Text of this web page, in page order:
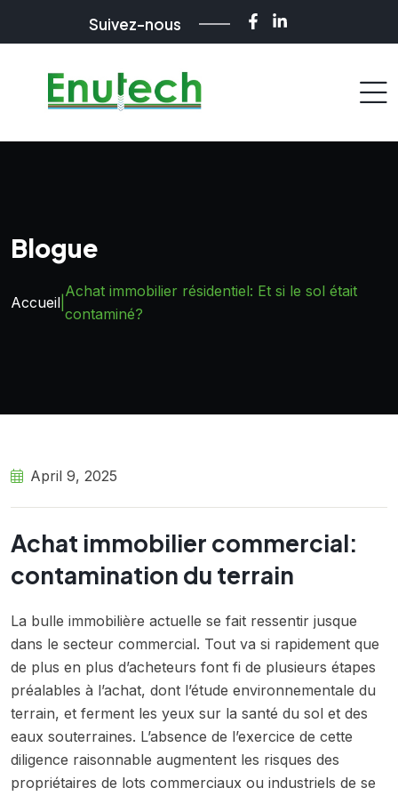
Suivez-nous
Blogue
Accueil
Achat immobilier résidentiel: Et si le sol était
contaminé?
April 9, 2025
Achat immobilier commercial:
contamination du terrain
La bulle immobilière actuelle se fait ressentir jusque
dans le secteur commercial. Tout va si rapidement que
de plus en plus d’acheteurs font fi de plusieurs étapes
préalables à l’achat, dont l’étude environnementale du
terrain, et ferment les yeux sur la santé du sol et des
eaux souterraines. L’absence de l’exercice de cette
diligence raisonnable augmentent les risques des
propriétaires de lots commerciaux ou industriels de se